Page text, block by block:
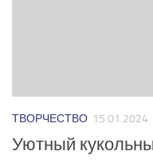
ТВОРЧЕСТВО 15.01.2024
Уютный